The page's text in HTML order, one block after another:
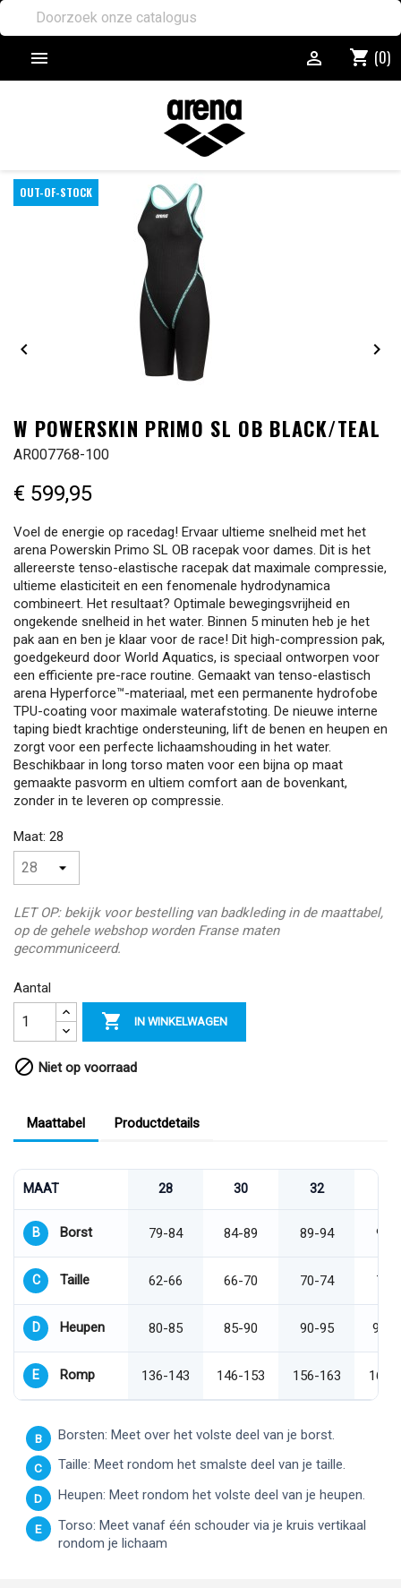
 shopping_cart (0)

OUT-OF-STOCK
 
W POWERSKIN PRIMO SL OB BLACK/TEAL
AR007768-100
€ 599,95
Voel de energie op racedag! Ervaar ultieme snelheid met het
arena Powerskin Primo SL OB racepak voor dames. Dit is het
allereerste tenso-elastische racepak dat maximale compressie,
ultieme elasticiteit en een fenomenale hydrodynamica
combineert. Het resultaat? Optimale bewegingsvrijheid en
ongekende snelheid in het water. Binnen 5 minuten heb je het
pak aan en ben je klaar voor de race! Dit high-compression pak,
goedgekeurd door World Aquatics, is speciaal ontworpen voor
een efficiente pre-race routine. Gemaakt van tenso-elastisch
arena Hyperforce™-materiaal, met een permanente hydrofobe
TPU-coating voor maximale waterafstoting. De nieuwe interne
taping biedt krachtige ondersteuning, lift de benen en heupen en
zorgt voor een perfecte lichaamshouding in het water.
Beschikbaar in long torso maten voor een bijna op maat
gemaakte pasvorm en ultiem comfort aan de bovenkant,
zonder in te leveren op compressie.
Maat: 28
LET OP: bekijk voor bestelling van badkleding in de maattabel,
op de gehele webshop worden Franse maten
gecommuniceerd.
Aantal
 IN WINKELWAGEN
 Niet op voorraad
Maattabel Productdetails
MAAT 28 30 32
B Borst 79-84 84-89 89-94 94-
C Taille 62-66 66-70 70-74 74-
D Heupen 80-85 85-90 90-95 95-
E Romp 136-143 146-153 156-163 166-
B Borsten: Meet over het volste deel van je borst.
C Taille: Meet rondom het smalste deel van je taille.
D Heupen: Meet rondom het volste deel van je heupen.
E
Torso: Meet vanaf één schouder via je kruis vertikaal
rondom je lichaam